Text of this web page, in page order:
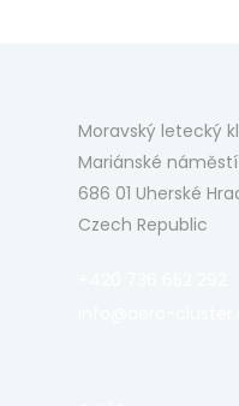
Moravský letecký
Mariánské náměstí
686 01 Uherské
Czech Republic